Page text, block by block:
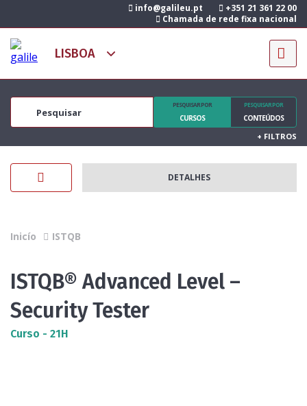
info@galileu.pt
+351 21 361 22 00
Chamada de rede fixa nacional
PESQUISAR POR
CURSOS
PESQUISAR POR
CONTEÚDOS
+ FILTROS
DETALHES
Inicío ISTQB
ISTQB® Advanced Level –
Security Tester
Curso - 21H